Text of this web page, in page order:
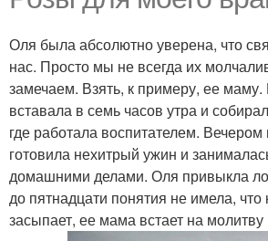
Оля была абсолютно уверена, что
нас. Просто мы не всегда их
замечаем. Взять, к примеру, ее
вставала в семь часов утра и
где работала воспитателем.
готовила нехитрый ужин и
домашними делами. Оля привыкла
до пятнадцати понятия не имела, что
засыпает, ее мама встает на молитву